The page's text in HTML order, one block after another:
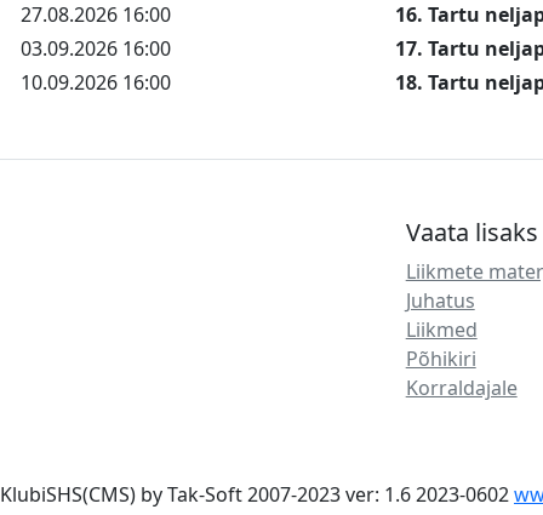
27.08.2026 16:00
16. Tartu
03.09.2026 16:00
17. Tartu
10.09.2026 16:00
18. Tartu
Vaata lisaks
Liikmete
Juhatus
Liikmed
Põhikiri
Korraldajale
KlubiSHS(CMS) by Tak-Soft 2007-2023 ver: 1.6 2023-0602